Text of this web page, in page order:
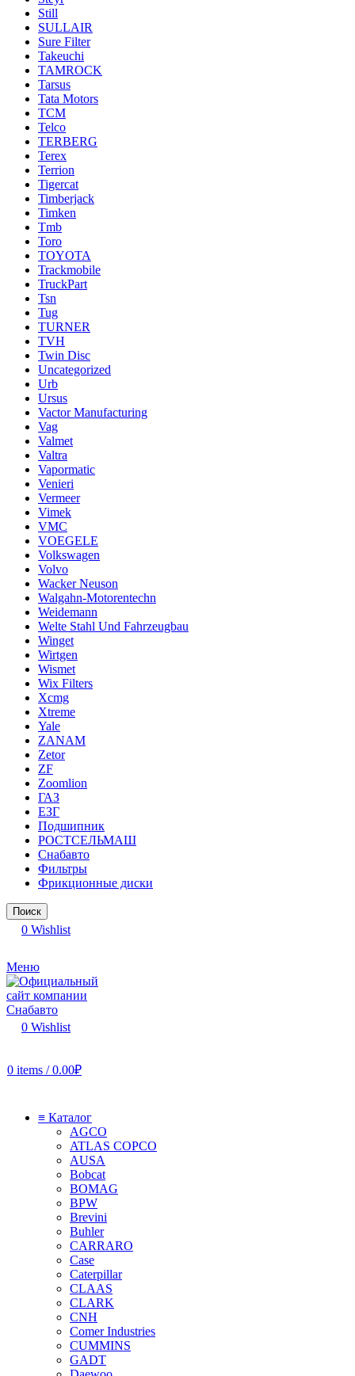
Still
SULLAIR
Sure Filter
Takeuchi
TAMROCK
Tarsus
Tata Motors
TCM
Telco
TERBERG
Terex
Terrion
Tigercat
Timberjack
Timken
Tmb
Toro
TOYOTA
Trackmobile
TruckPart
Tsn
Tug
TURNER
TVH
Twin Disc
Uncategorized
Urb
Ursus
Vactor Manufacturing
Vag
Valmet
Valtra
Vapormatic
Venieri
Vermeer
Vimek
VMC
VOEGELE
Volkswagen
Volvo
Wacker Neuson
Walgahn-Motorentechn
Weidemann
Welte Stahl Und Fahrzeugbau
Winget
Wirtgen
Wismet
Wix Filters
Xcmg
Xtreme
Yale
ZANAM
Zetor
ZF
Zoomlion
ГАЗ
ЕЗГ
Подшипник
РОСТСЕЛЬМАШ
Снабавто
Фильтры
Фрикционные диски
Поиск
0 Wishlist
Меню
0 Wishlist
0 items / 0.00₽
≡ Каталог
AGCO
ATLAS COPCO
AUSA
Bobcat
BOMAG
BPW
Brevini
Buhler
CARRARO
Case
Caterpillar
CLAAS
CLARK
CNH
Comer Industries
CUMMINS
GADT